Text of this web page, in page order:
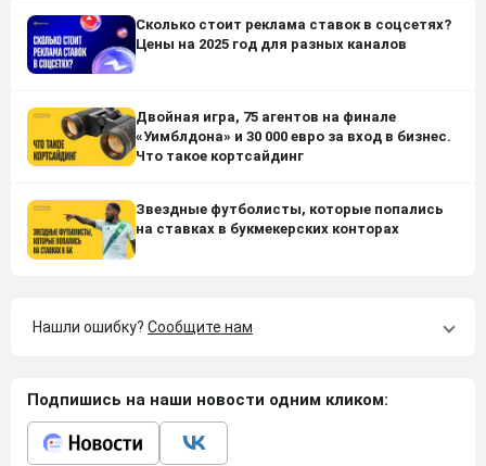
Сколько стоит реклама ставок в соцсетях?
Цены на 2025 год для разных каналов
Двойная игра, 75 агентов на финале
«Уимблдона» и 30 000 евро за вход в бизнес.
Что такое кортсайдинг
Звездные футболисты, которые попались
на ставках в букмекерских конторах
Нашли ошибку? Сообщите нам
Подпишись на наши новости одним кликом: